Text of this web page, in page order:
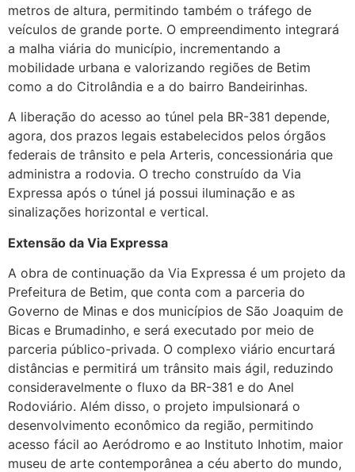
metros de altura, permitindo também o tráfego de
veículos de grande porte. O empreendimento integrará
a malha viária do município, incrementando a
mobilidade urbana e valorizando regiões de Betim
como a do Citrolândia e a do bairro Bandeirinhas.
A liberação do acesso ao túnel pela BR-381 depende,
agora, dos prazos legais estabelecidos pelos órgãos
federais de trânsito e pela Arteris, concessionária que
administra a rodovia. O trecho construído da Via
Expressa após o túnel já possui iluminação e as
sinalizações horizontal e vertical.
Extensão da Via Expressa
A obra de continuação da Via Expressa é um projeto da
Prefeitura de Betim, que conta com a parceria do
Governo de Minas e dos municípios de São Joaquim de
Bicas e Brumadinho, e será executado por meio de
parceria público-privada. O complexo viário encurtará
distâncias e permitirá um trânsito mais ágil, reduzindo
consideravelmente o fluxo da BR-381 e do Anel
Rodoviário. Além disso, o projeto impulsionará o
desenvolvimento econômico da região, permitindo
acesso fácil ao Aeródromo e ao Instituto Inhotim, maior
museu de arte contemporânea a céu aberto do mundo,